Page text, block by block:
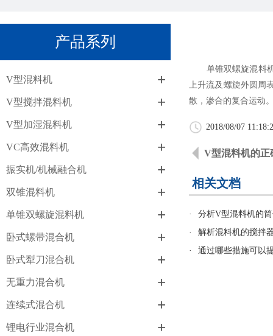
产品系列
V型混料机 +
V型搅拌混料机 +
V型加湿混料机 +
VC高效混料机 +
振实机/机械融合机 +
双锥混料机 +
单锥双螺旋混料机 +
卧式螺带混合机 +
卧式犁刀混合机 +
无重力混合机 +
连续式混合机 +
锂电行业混合机 +
单锥双螺旋混料机
上升流及螺旋外圆周
散，渗合的复合运动
2018/08/07
V型混料机的正
相关文档
·
分析V型混料机的
·
解析混料机的搅拌
·
通过哪些措施可以